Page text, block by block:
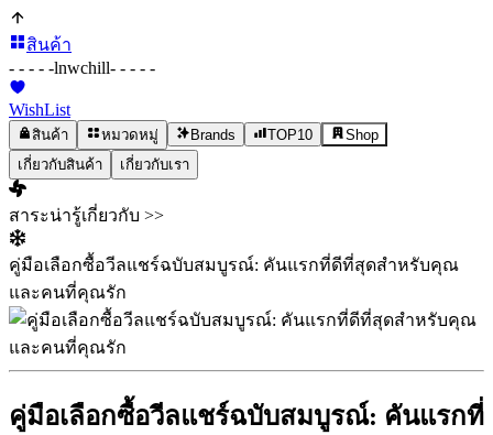
สินค้า
- - - - -lnwchill- - - - -
WishList
สินค้า หมวดหมู่ Brands TOP10
Shop
เกี่ยวกับสินค้า
เกี่ยวกับเรา
สาระน่ารู้เกี่ยวกับ >>
คู่มือเลือกซื้อวีลแชร์ฉบับสมบูรณ์: คันแรกที่ดีที่สุดสำหรับคุณ
และคนที่คุณรัก
คู่มือเลือกซื้อวีลแชร์ฉบับสมบูรณ์: คันแรกที่